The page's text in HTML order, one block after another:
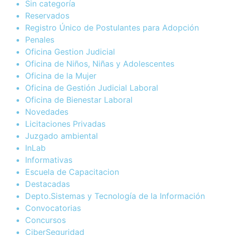
Sin categoría
Reservados
Registro Único de Postulantes para Adopción
Penales
Oficina Gestion Judicial
Oficina de Niños, Niñas y Adolescentes
Oficina de la Mujer
Oficina de Gestión Judicial Laboral
Oficina de Bienestar Laboral
Novedades
Licitaciones Privadas
Juzgado ambiental
InLab
Informativas
Escuela de Capacitacion
Destacadas
Depto.Sistemas y Tecnología de la Información
Convocatorias
Concursos
CiberSeguridad